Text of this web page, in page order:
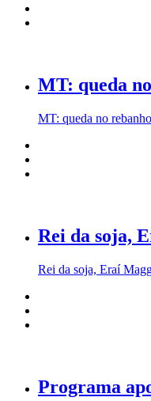
MT: queda
MT: queda no
Rei da soja,
Rei da soja, Eraí
Programa